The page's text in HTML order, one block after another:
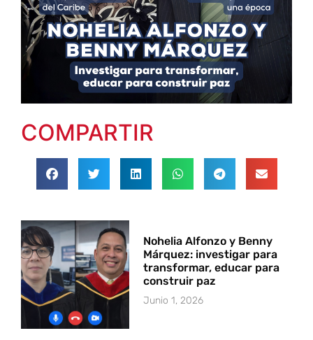
COMPARTIR
Nohelia Alfonzo y Benny
Márquez: investigar para
transformar, educar para
construir paz
Junio 1, 2026